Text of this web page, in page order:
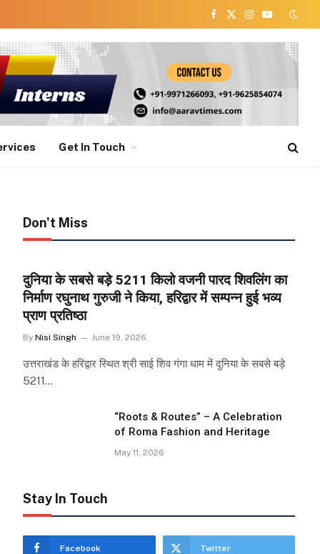
Facebook
X
Instagram
YouTube
Get In Touch
Don't Miss
दुनिया के सबसे बड़े 5211 किलो वजनी पारद शिवलिंग का
निर्माण रघुनाथ गुरुजी ने किया, हरिद्वार में सम्पन्न हुई भव्य
प्राण प्रतिष्ठा
By Nisi Singh June 19, 2026
उत्तराखंड के हरिद्वार स्थित श्री साई शिव गंगा धाम में दुनिया के सबसे बड़े
5211…
“Roots & Routes” – A Celebration
of Roma Fashion and Heritage
May 11, 2026
Stay In Touch
Facebook Twitter